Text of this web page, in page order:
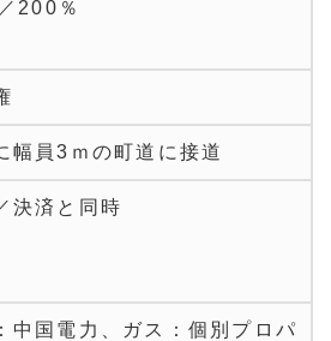
200％
幅員3ｍの町道に接道
決済と同時
中国電力、ガス：個別プロパ